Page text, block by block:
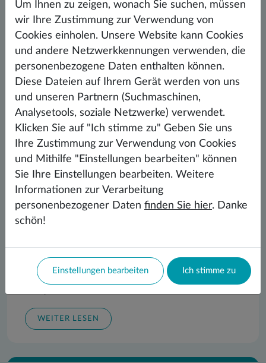
Um Ihnen zu zeigen, wonach Sie suchen, müssen
wir Ihre Zustimmung zur Verwendung von
Cookies einholen. Unsere Website kann Cookies
und andere Netzwerkkennungen verwenden, die
personenbezogene Daten enthalten können.
Diese Dateien auf Ihrem Gerät werden von uns
und unseren Partnern (Suchmaschinen,
Analysetools, soziale Netzwerke) verwendet.
Klicken Sie auf "Ich stimme zu" Geben Sie uns
Ihre Zustimmung zur Verwendung von Cookies
und Mithilfe "Einstellungen bearbeiten" können
Sie Ihre Einstellungen bearbeiten. Weitere
Informationen zur Verarbeitung
personenbezogener Daten finden Sie hier. Danke
schön!
Einstellungen bearbeiten Ich stimme zu
WEITER LESEN
Do konce ledna ještě můžete stihnout zaměření Libella
Seat Varia, antidekubitního sedáku na míru, za původní,
WEITER LESEN